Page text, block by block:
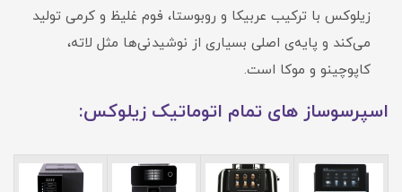
زیلوکس با ترکیب عربیکا و روبوستا، فوم غلیظ و کرمی تولید
می‌کند و پایه‌ی اصلی بسیاری از نوشیدنی‌ها مثل لاته،
کاپوچینو و موکا است.
اسپرسوساز های تمام اتوماتیک زیلوکس: